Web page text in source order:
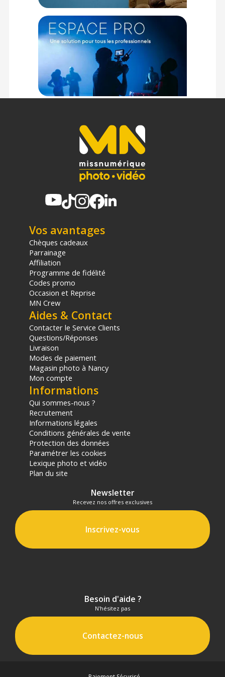
Code EAN Cobra Tether cordon coudé USB-C vers USB-C
5Gbps 10m - Noir - Achat et Prix :4270003549332
Garantie 2 ans
(1) Offre valable jusqu'au 31 Décembre 2030 à partir de 49 euros
d'achat, sur la base d'une expédition Chronopost 24H vers un point
relais situé en France continentale uniquement, valable uniquement
sur les produits de moins de 1m et moins de 20Kg.
(2) Sous réserve d'éligibilité.
Vos avantages
Chèques cadeaux
Parrainage
Affiliation
Programme de fidélité
Codes promo
Occasion et Reprise
MN Crew
Aides & Contact
Contacter le Service Clients
Questions/Réponses
Livraison
Modes de paiement
Magasin photo à Nancy
Mon compte
Informations
Qui sommes-nous ?
Recrutement
Informations légales
Conditions générales de vente
Protection des données
Paramétrer les cookies
Lexique photo et vidéo
Plan du site
Newsletter
Recevez nos offres exclusives
Inscrivez-vous
Besoin d'aide ?
N'hésitez pas
Contactez-nous